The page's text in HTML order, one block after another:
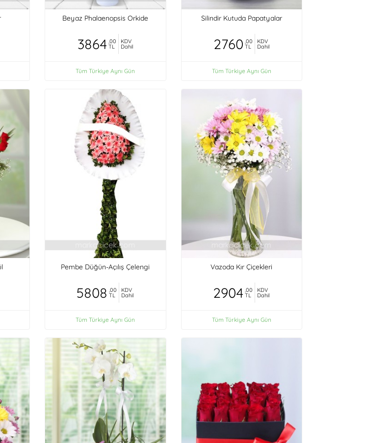
Beyaz Phalaenopsis Orkide
3864 ,00
TL
KDV
Dahil
Tüm Türkiye Aynı Gün
Silindir Kutuda Papatyalar
2760 ,00
TL
KDV
Dahil
Tüm Türkiye Aynı Gün
Pembe Düğün-Açılış Çelengi
5808 ,00
TL
KDV
Dahil
Tüm Türkiye Aynı Gün
Vazoda Kır Çiçekleri
2904 ,00
TL
KDV
Dahil
Tüm Türkiye Aynı Gün